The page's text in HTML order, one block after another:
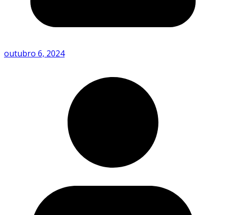
outubro 6, 2024